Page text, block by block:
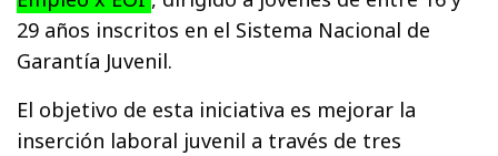
29 años inscritos en el Sistema Nacional de
Garantía Juvenil.
El objetivo de esta iniciativa es mejorar la
inserción laboral juvenil a través de tres